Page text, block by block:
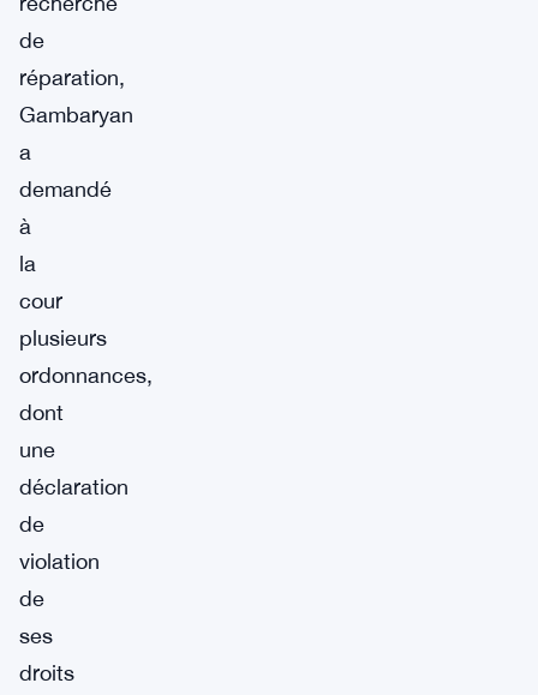
de
réparation,
Gambaryan
a
demandé
à
la
cour
plusieurs
ordonnances,
dont
une
déclaration
de
violation
de
ses
droits